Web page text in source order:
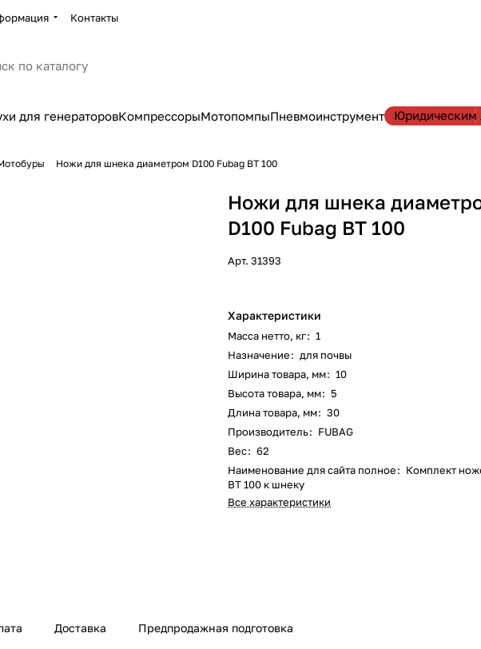
Контакты
для генераторовКомпрессорыМотопомпыПневмоинструмент Юридическим
Ножи для шнека диаметром D100 Fubag BT 100
Ножи для шнека
D100 Fubag BT 100
Арт.31393
Характеристики
Масса нетто, кг: 1
Назначение: для почвы
Ширина товара, мм: 10
Высота товара, мм: 5
Длина товара, мм: 30
Производитель: FUBAG
Вес: 62
Наименование для сайта полное: Комплект
BT 100 к шнеку
Все характеристики
Доставка Предпродажная подготовка